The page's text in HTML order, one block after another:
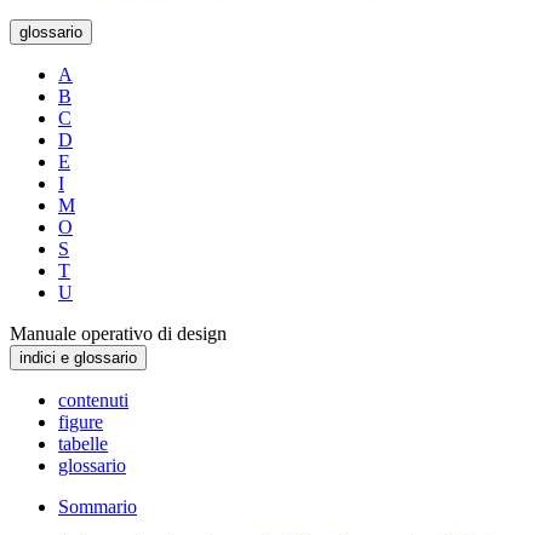
glossario
A
B
C
D
E
I
M
O
S
T
U
Manuale operativo di design
indici e glossario
contenuti
figure
tabelle
glossario
Sommario